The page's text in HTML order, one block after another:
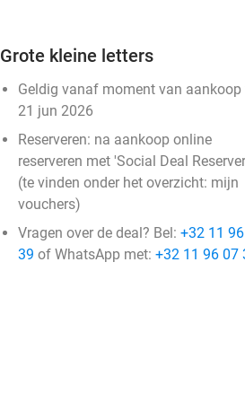
Grote kleine letters
Geldig vanaf moment van
21 jun 2026
Reserveren: na aankoop online
reserveren met 'Social Deal
(te vinden onder het overzicht: mijn
vouchers)
Vragen over de deal? Bel: +32 11
39 of WhatsApp met: +32 11 96 07